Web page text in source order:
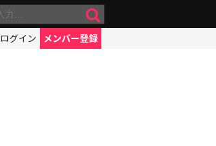
ログイン メンバー登録